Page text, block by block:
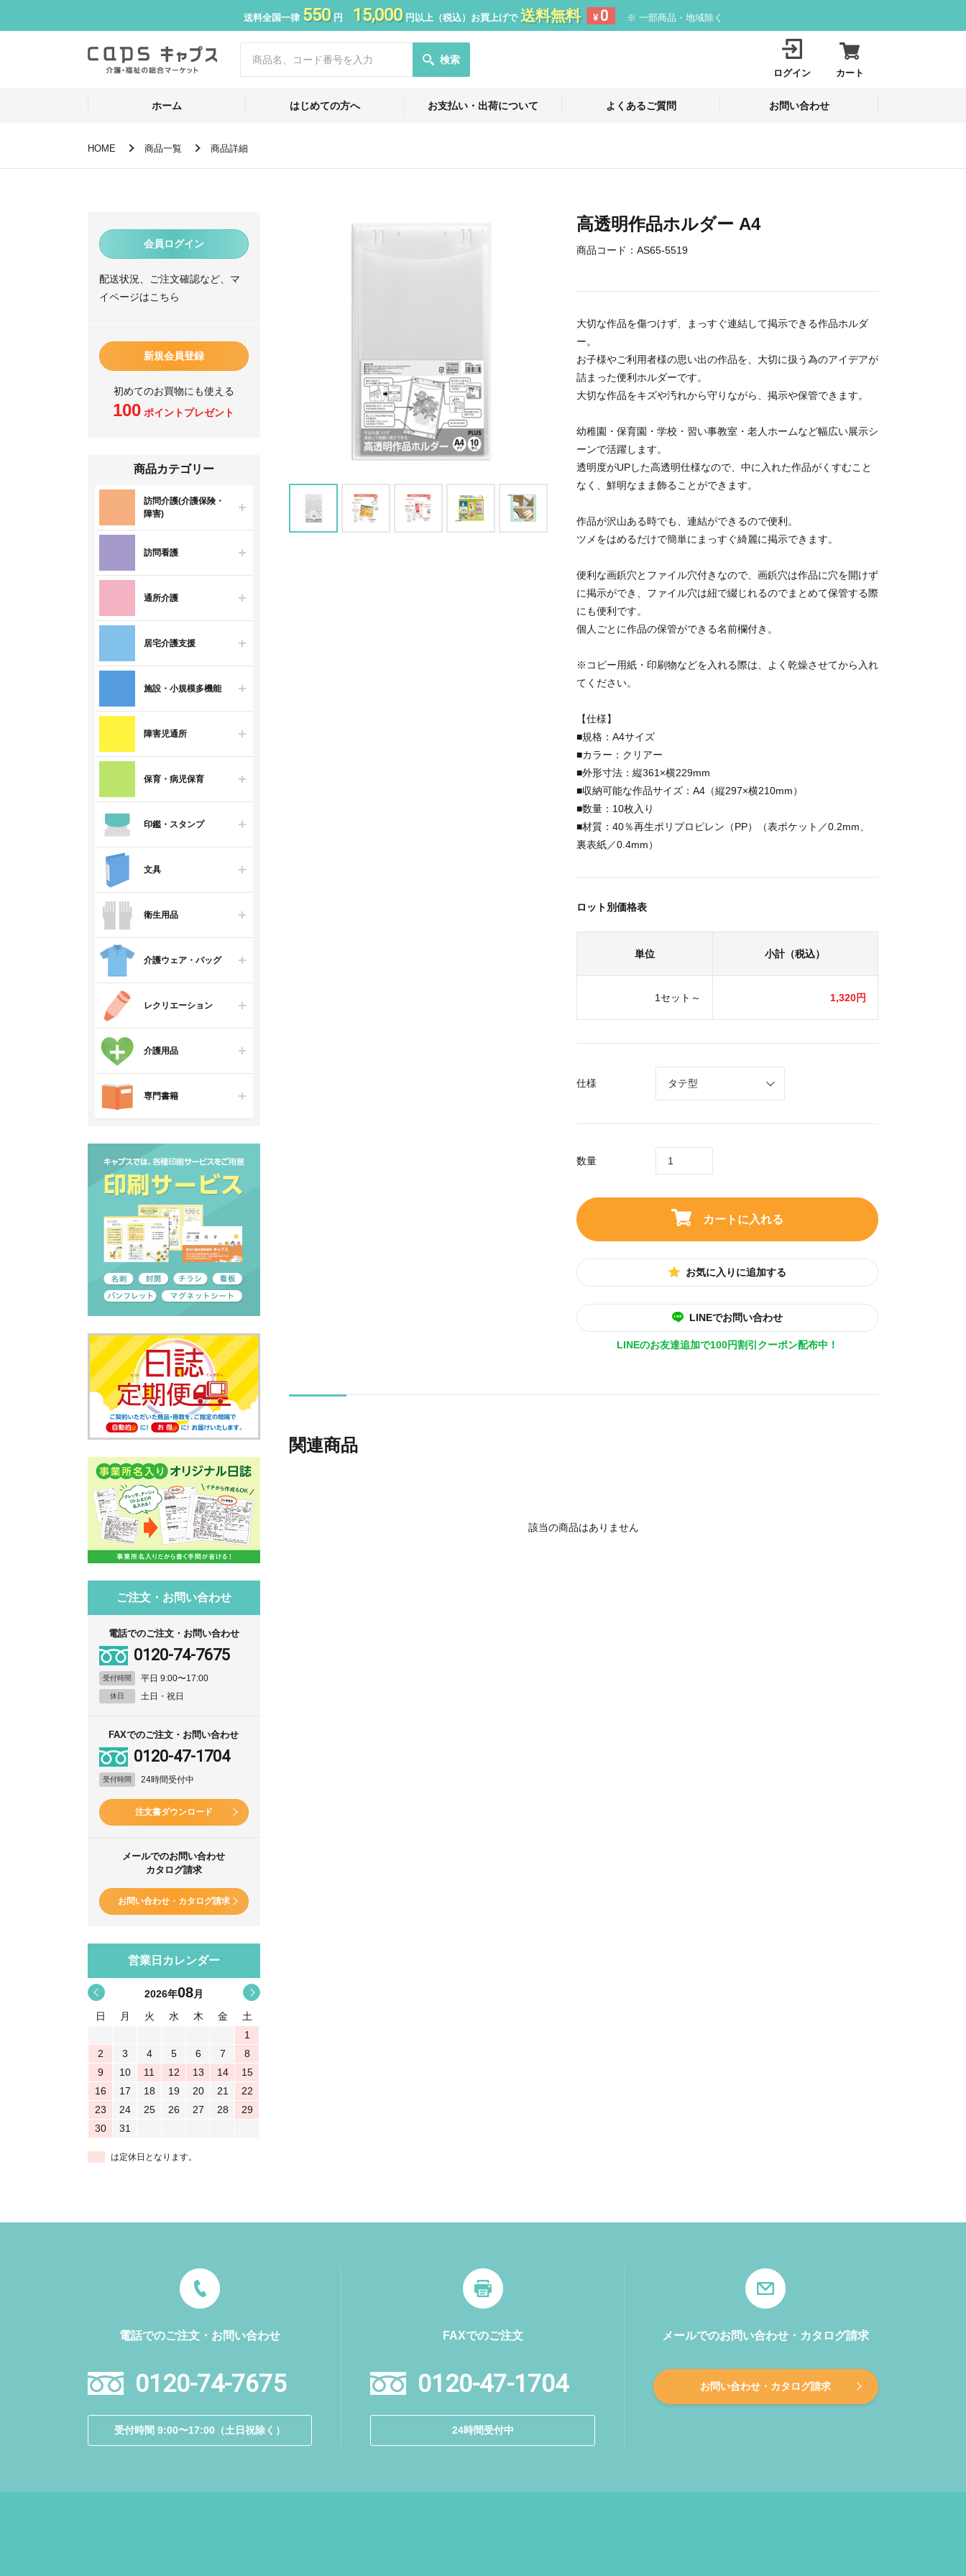
送料全国一律 550円 15,000円以上（税込）お買上げで 送料無料 ¥ 0 ※ 一部商品・地域除く
検索
ログイン カート
ホーム はじめての方へ お支払い・出荷について よくあるご質問 お問い合わせ
HOME 商品一覧 商品詳細
会員ログイン
配送状況、ご注文確認など、マ
イページはこちら
新規会員登録
初めてのお買物にも使える
100 ポイントプレゼント
商品カテゴリー
訪問介護(介護保険・
障害)
訪問看護
通所介護
居宅介護支援
施設・小規模多機能
障害児通所
保育・病児保育
印鑑・スタンプ
文具
衛生用品
介護ウェア・バッグ
レクリエーション
介護用品
専門書籍
ご注文・お問い合わせ
電話でのご注文・お問い合わせ
0120-74-7675
受付時間 平日 9:00〜17:00
休日 土日・祝日
FAXでのご注文・お問い合わせ
0120-47-1704
受付時間 24時間受付中
注文書ダウンロード
メールでのお問い合わせ
カタログ請求
お問い合わせ・カタログ請求
営業日カレンダー
< >
2026年08月
日
月 火 水 木 金
土
1
2
3 4 5 6 7
8
9
10 11 12 13 14
15
16
17 18 19 20 21
22
23
24 25 26 27 28
29
30
31
は定休日となります。
高透明作品ホルダー A4
商品コード： AS65-5519
大切な作品を傷つけず、まっすぐ連結して掲示できる作品ホルダ
ー。
お子様やご利用者様の思い出の作品を、大切に扱う為のアイデアが
詰まった便利ホルダーです。
大切な作品をキズや汚れから守りながら、掲示や保管できます。
幼稚園・保育園・学校・習い事教室・老人ホームなど幅広い展示シ
ーンで活躍します。
透明度がUPした高透明仕様なので、中に入れた作品がくすむこと
なく、鮮明なまま飾ることができます。
作品が沢山ある時でも、連結ができるので便利。
ツメをはめるだけで簡単にまっすぐ綺麗に掲示できます。
便利な画鋲穴とファイル穴付きなので、画鋲穴は作品に穴を開けず
に掲示ができ、ファイル穴は紐で綴じれるのでまとめて保管する際
にも便利です。
個人ごとに作品の保管ができる名前欄付き。
※コピー用紙・印刷物などを入れる際は、よく乾燥させてから入れ
てください。
【仕様】
■規格：A4サイズ
■カラー：クリアー
■外形寸法：縦361×横229mm
■収納可能な作品サイズ：A4（縦297×横210mm）
■数量：10枚入り
■材質：40％再生ポリプロピレン（PP）（表ポケット／0.2mm、
裏表紙／0.4mm）
ロット別価格表
単位 小計（税込）
1セット～ 1,320円
仕様
数量
カートに入れる
お気に入りに追加する
LINEでお問い合わせ
LINEのお友達追加で100円割引クーポン配布中！
関連商品
該当の商品はありません
電話でのご注文・お問い合わせ
0120-74-7675
受付時間 9:00〜17:00（土日祝除く）
FAXでのご注文
0120-47-1704
24時間受付中
メールでのお問い合わせ・カタログ請求
お問い合わせ・カタログ請求